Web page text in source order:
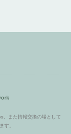
、また情報交換の場として
す。